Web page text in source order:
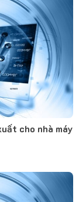
cho nhà máy